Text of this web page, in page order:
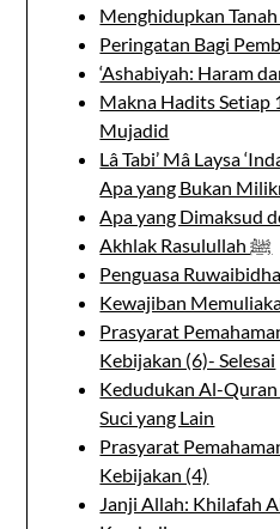
Menghidupkan
Peringatan Bagi
‘Ashabiyah: Haram
Makna Hadits Setiap
Mujadid
Lâ Tabi’ Mâ Laysa
Apa yang Bukan
Apa yang Dimaksud
Akhlak Rasulullah ﷺ
Penguasa
Kewajiban
Prasyarat
Kebijakan (6)- Selesai
Kedudukan Al-
Suci yang Lain
Prasyarat
Kebijakan (4)
Janji Allah: Khilafah